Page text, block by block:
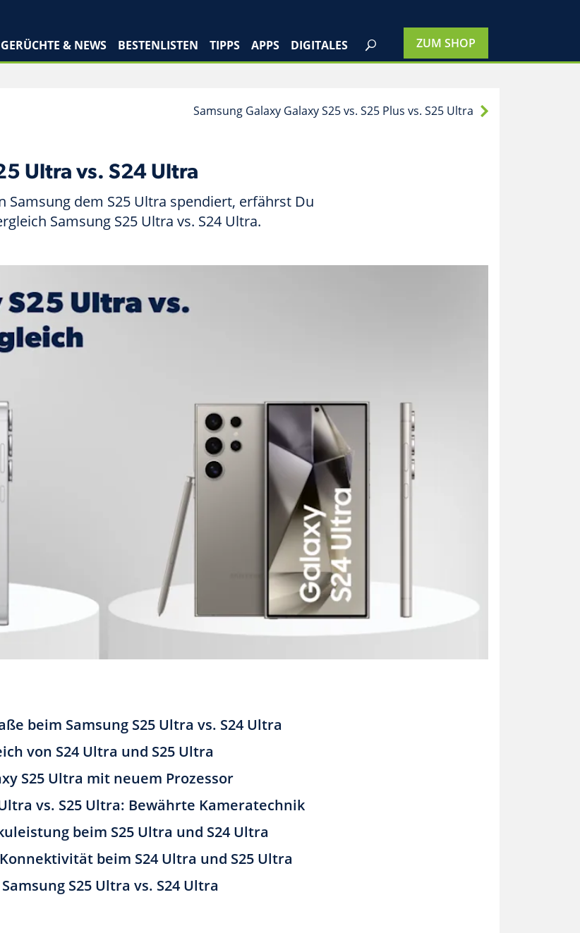
GERÜCHTE & NEWS BESTENLISTEN TIPPS APPS DIGITALES
Samsung Galaxy Galaxy S25 vs. S25 Plus vs. S25 Ultra
Ultra vs. S24 Ultra
Samsung dem S25 Ultra spendiert, erfährst Du
Samsung S25 Ultra vs. S24 Ultra.
beim Samsung S25 Ultra vs. S24 Ultra
von S24 Ultra und S25 Ultra
S25 Ultra mit neuem Prozessor
vs. S25 Ultra: Bewährte Kameratechnik
beim S25 Ultra und S24 Ultra
beim S24 Ultra und S25 Ultra
S25 Ultra vs. S24 Ultra